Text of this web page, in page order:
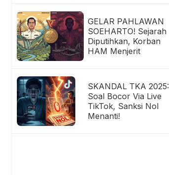
GELAR PAHLAWAN
SOEHARTO! Sejarah
Diputihkan, Korban
HAM Menjerit
SKANDAL TKA 2025:
Soal Bocor Via Live
TikTok, Sanksi Nol
Menanti!